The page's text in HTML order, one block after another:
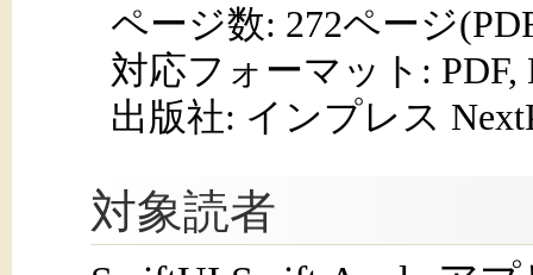
ページ数: 272ページ
対応フォーマット: PDF,
出版社: インプレス
対象読者